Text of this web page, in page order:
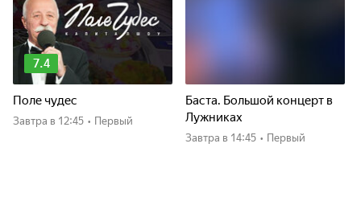
7.4
Поле чудес
Завтра в 12:45 • Первый
Баста. Большой концерт в
Лужниках
Завтра в 14:45 • Первый